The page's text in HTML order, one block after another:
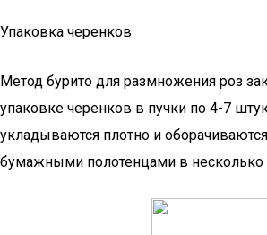
Упаковка черенков
Метод бурито для размножения роз
упаковке черенков в пучки по 4-7
укладываются плотно и
бумажными полотенцами в несколько